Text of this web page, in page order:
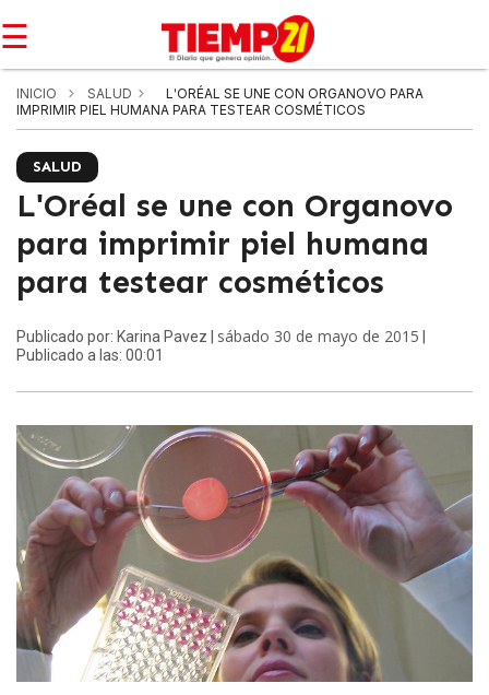
☰
INICIO SALUD
LʹORÉAL SE UNE CON ORGANOVO PARA
IMPRIMIR PIEL HUMANA PARA TESTEAR COSMÉTICOS
SALUD
LʹOréal se une con Organovo
para imprimir piel humana
para testear cosméticos
Publicado por: Karina Pavez | sábado 30 de mayo de 2015
Publicado a las: 00:01